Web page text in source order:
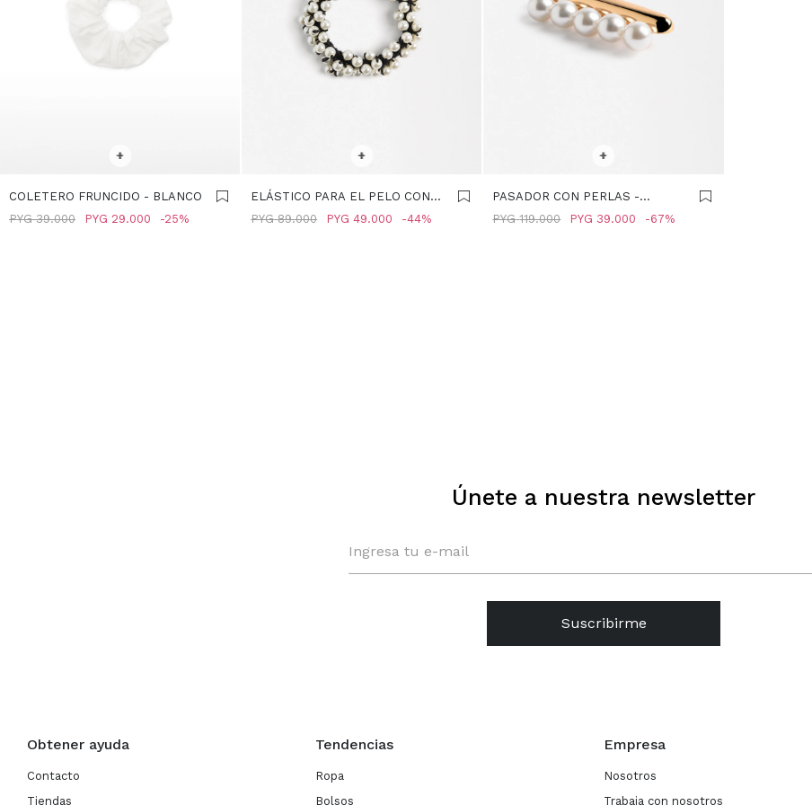
+
COLETERO FRUNCIDO - BLANCO
PYG 29.000
PYG 39.000 25
+
ELÁSTICO PARA EL PELO CON
PERLAS - BLANCO
PYG 49.000
PYG 89.000 44
+
PASADOR CON PERLAS -
BLANCO
PYG 39.000
PYG 119.000 67
Obtener ayuda
Contacto
Tiendas
Tendencias
Ropa
Bolsos
Empresa
Nosotros
Trabaja con nosotros
Únete a nuestra newsletter
Suscribirme